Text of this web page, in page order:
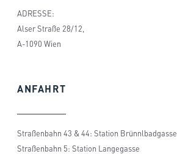
ADRESSE:
Alser Straße 28/12,
A-1090 Wien
ANFAHRT
Straßenbahn 43 & 44: Station Brünnlbadgasse
Straßenbahn 5: Station Langegasse